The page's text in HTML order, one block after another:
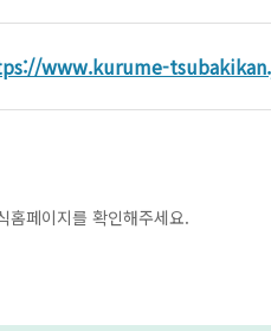
www.kurume-
홈페이지를 확인해주세요.